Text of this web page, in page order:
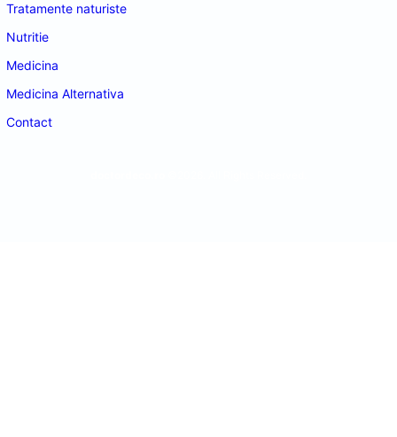
Tratamente naturiste
Nutritie
Medicina
Medicina Alternativa
Contact